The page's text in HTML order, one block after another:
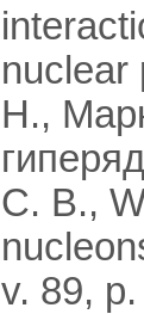
nuclear
Н.,
С. В.,
v. 89,